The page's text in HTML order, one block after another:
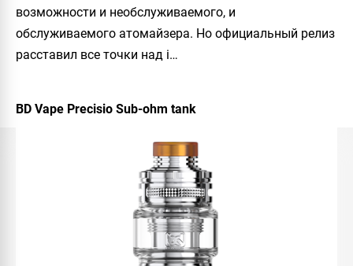
возможности и необслуживаемого, и
обслуживаемого атомайзера. Но официальный релиз
расставил все точки над i…
BD Vape Precisio Sub-ohm tank